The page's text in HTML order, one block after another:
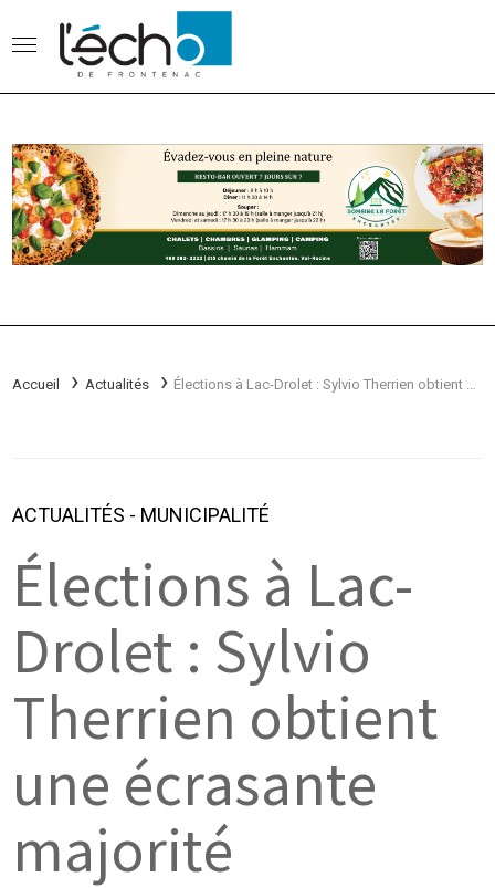
Accueil Actualités
ACTUALITÉS - MUNICIPALITÉ
Élections à Lac-
Drolet : Sylvio
Therrien obtient
une écrasante
majorité